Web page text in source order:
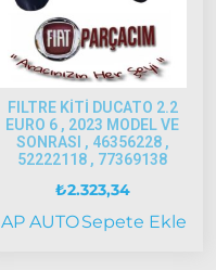
FILTRE KİTİ DUCATO 2.2
EURO 6 , 2023 MODEL VE
SONRASI , 46356228 ,
52222118 , 77369138
₺2.323,34
AP AUTOSepete Ekle